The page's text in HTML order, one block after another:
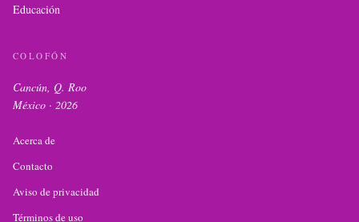
Educación
COLOFÓN
Cancún, Q. Roo
México · 2026
Acerca de
Contacto
Aviso de privacidad
Términos de uso